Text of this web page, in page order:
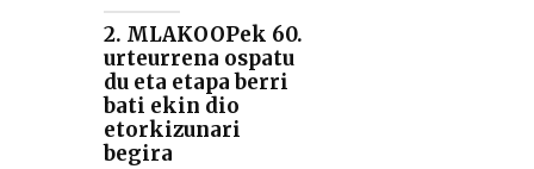
2. MLAKOOPek 60.
urteurrena ospatu
du eta etapa berri
bati ekin dio
etorkizunari
begira